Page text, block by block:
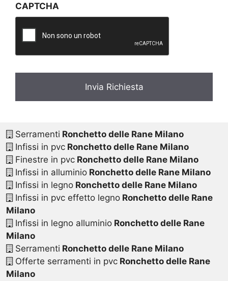
a
c
*
CAPTCHA
Serramenti Ronchetto delle Rane Milano
Infissi in pvcRonchetto delle Rane Milano
Finestre in pvcRonchetto delle Rane Milano
Infissi in alluminioRonchetto delle Rane Milano
Infissi in legnoRonchetto delle Rane Milano
Infissi in pvc effetto legnoRonchetto delle Rane
Milano
Infissi in legno alluminioRonchetto delle Rane
Milano
Serramenti Ronchetto delle Rane Milano
Offerte serramenti in pvcRonchetto delle Rane
Milano